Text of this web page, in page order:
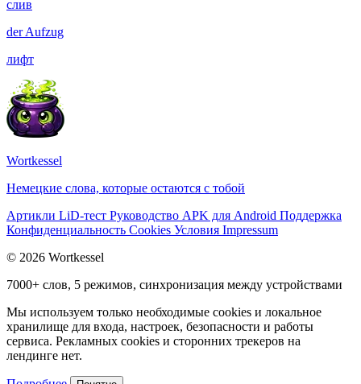
слив
derAufzug
лифт
Wortkessel
Немецкие слова, которые остаются с тобой
Артикли LiD-тест Руководство APK для Android Поддержка
Конфиденциальность Cookies Условия Impressum
© 2026 Wortkessel
7000+ слов, 5 режимов, синхронизация между устройствами
Мы используем только необходимые cookies и локальное
хранилище для входа, настроек, безопасности и работы
сервиса. Рекламных cookies и сторонних трекеров на
лендинге нет.